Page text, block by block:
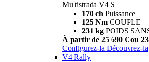
Multistrada V4 S
170 ch Puissance
125 Nm COUPLE
231 kg POIDS
À partir de 25 690 € ou
Configurez-la Découvrez-la
V4 Rally